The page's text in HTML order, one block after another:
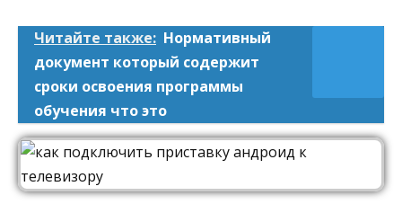
Читайте также: Нормативный
документ который содержит
сроки освоения программы
обучения что это